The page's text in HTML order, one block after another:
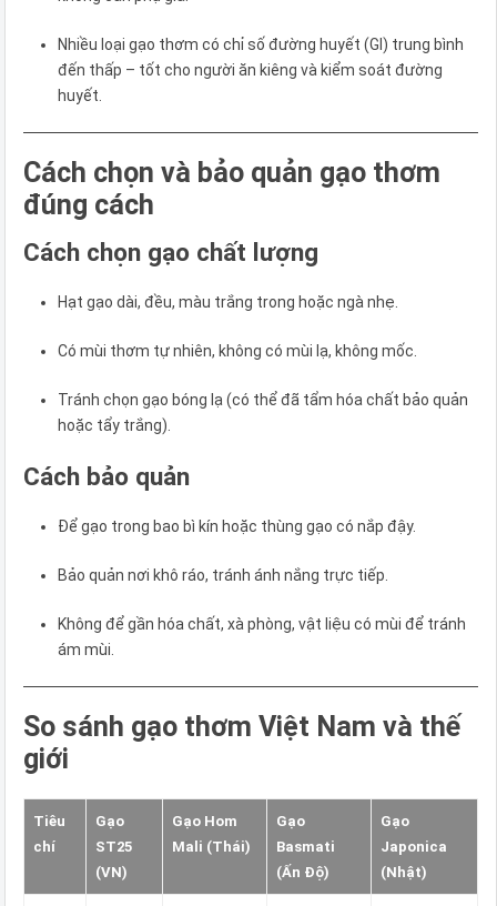
Nhiều loại gạo thơm có chỉ số đường huyết (GI) trung bình
đến thấp – tốt cho người ăn kiêng và kiểm soát đường
huyết.
Cách chọn và bảo quản gạo thơm
đúng cách
Cách chọn gạo chất lượng
Hạt gạo dài, đều, màu trắng trong hoặc ngà nhẹ.
Có mùi thơm tự nhiên, không có mùi lạ, không mốc.
Tránh chọn gạo bóng lạ (có thể đã tẩm hóa chất bảo quản
hoặc tẩy trắng).
Cách bảo quản
Để gạo trong bao bì kín hoặc thùng gạo có nắp đậy.
Bảo quản nơi khô ráo, tránh ánh nắng trực tiếp.
Không để gần hóa chất, xà phòng, vật liệu có mùi để tránh
ám mùi.
So sánh gạo thơm Việt Nam và thế
giới
Tiêu
chí
Gạo
ST25
(VN)
Gạo Hom
Mali (Thái)
Gạo
Basmati
(Ấn Độ)
Gạo
Japonica
(Nhật)